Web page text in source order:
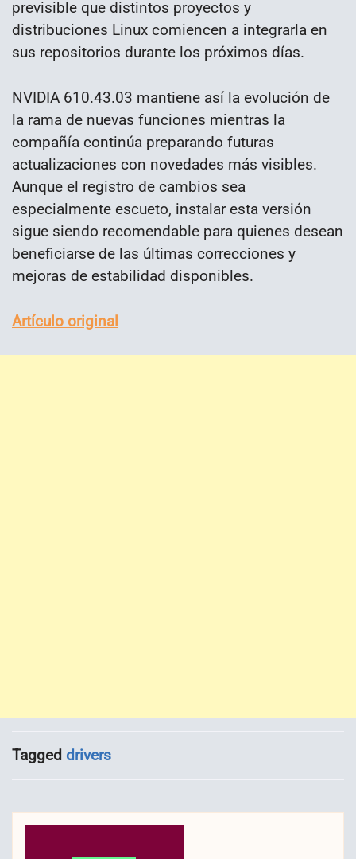
previsible que distintos proyectos y
distribuciones Linux comiencen a integrarla en
sus repositorios durante los próximos días.
NVIDIA 610.43.03 mantiene así la evolución de
la rama de nuevas funciones mientras la
compañía continúa preparando futuras
actualizaciones con novedades más visibles.
Aunque el registro de cambios sea
especialmente escueto, instalar esta versión
sigue siendo recomendable para quienes desean
beneficiarse de las últimas correcciones y
mejoras de estabilidad disponibles.
Artículo original
Tagged drivers